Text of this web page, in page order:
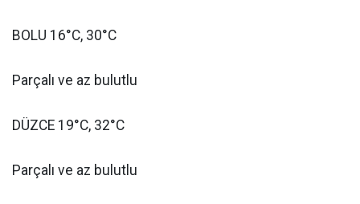
BOLU 16°C, 30°C
Parçalı ve az bulutlu
DÜZCE 19°C, 32°C
Parçalı ve az bulutlu